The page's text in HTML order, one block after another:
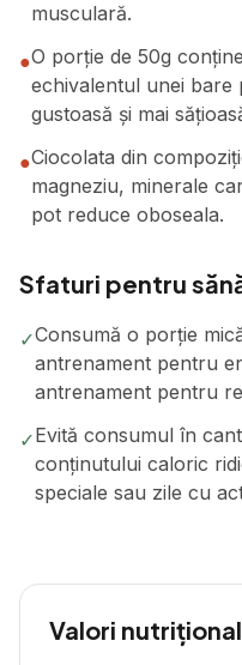
musculară.
●O porție de 50g
echivalentul unei bare
gustoasă și mai
●Ciocolata din
magneziu, minerale
pot reduce oboseala.
Sfaturi pentru
✓Consumă o porție
antrenament pentru
antrenament pentru
✓Evită consumul în
conținutului caloric
speciale sau zile cu
Valori